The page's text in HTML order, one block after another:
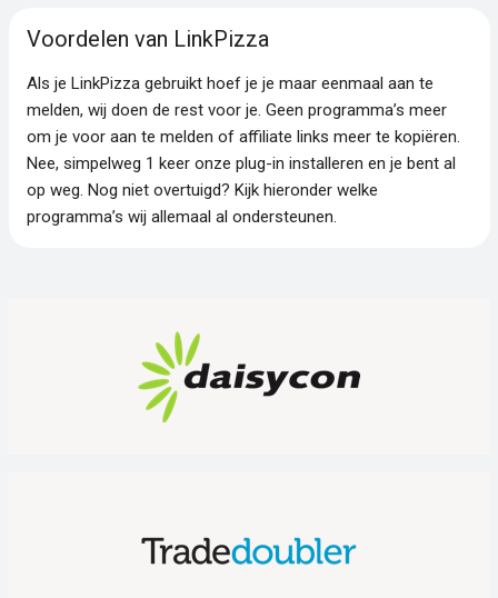
Voordelen van LinkPizza
Als je LinkPizza gebruikt hoef je je maar eenmaal aan te
melden, wij doen de rest voor je. Geen programma’s meer
om je voor aan te melden of affiliate links meer te kopiëren.
Nee, simpelweg 1 keer onze plug-in installeren en je bent al
op weg. Nog niet overtuigd? Kijk hieronder welke
programma’s wij allemaal al ondersteunen.